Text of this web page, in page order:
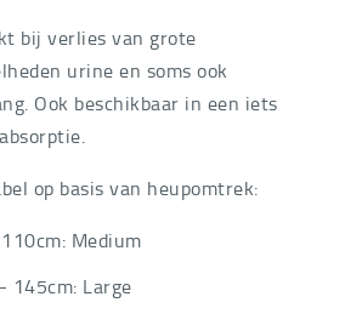
bij verlies van grote
urine en soms ook
Ook beschikbaar in een iets
op basis van heupomtrek:
Medium
145cm: Large